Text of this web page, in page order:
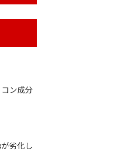
ン成分
劣化し